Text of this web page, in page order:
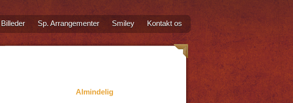
Billeder Sp. Arrangementer Smiley Kontakt os
Almindelig